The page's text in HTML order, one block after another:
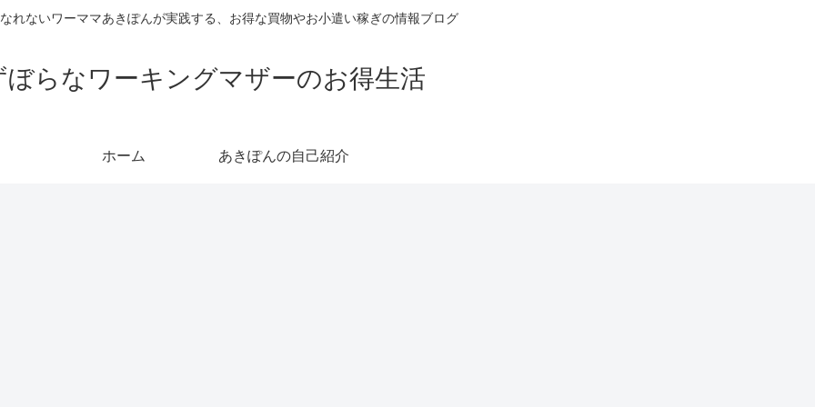
れないワーママあきぽんが実践する、お得な買物やお小遣い稼ぎの情報ブログ
ぼらなワーキングマザーのお得生活
ホーム あきぽんの自己紹介